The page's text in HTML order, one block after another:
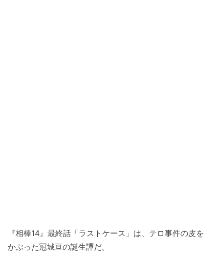
『相棒14』最終話「ラストケース」は、テロ事件の皮を
かぶった冠城亘の誕生譚だ。